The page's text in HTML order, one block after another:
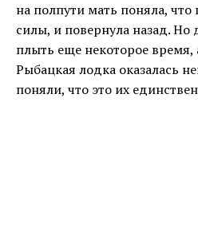
на полпути мать поняла, что
силы, и повернула назад.
плыть еще некоторое время,
Рыбацкая лодка оказалась
поняли, что это их